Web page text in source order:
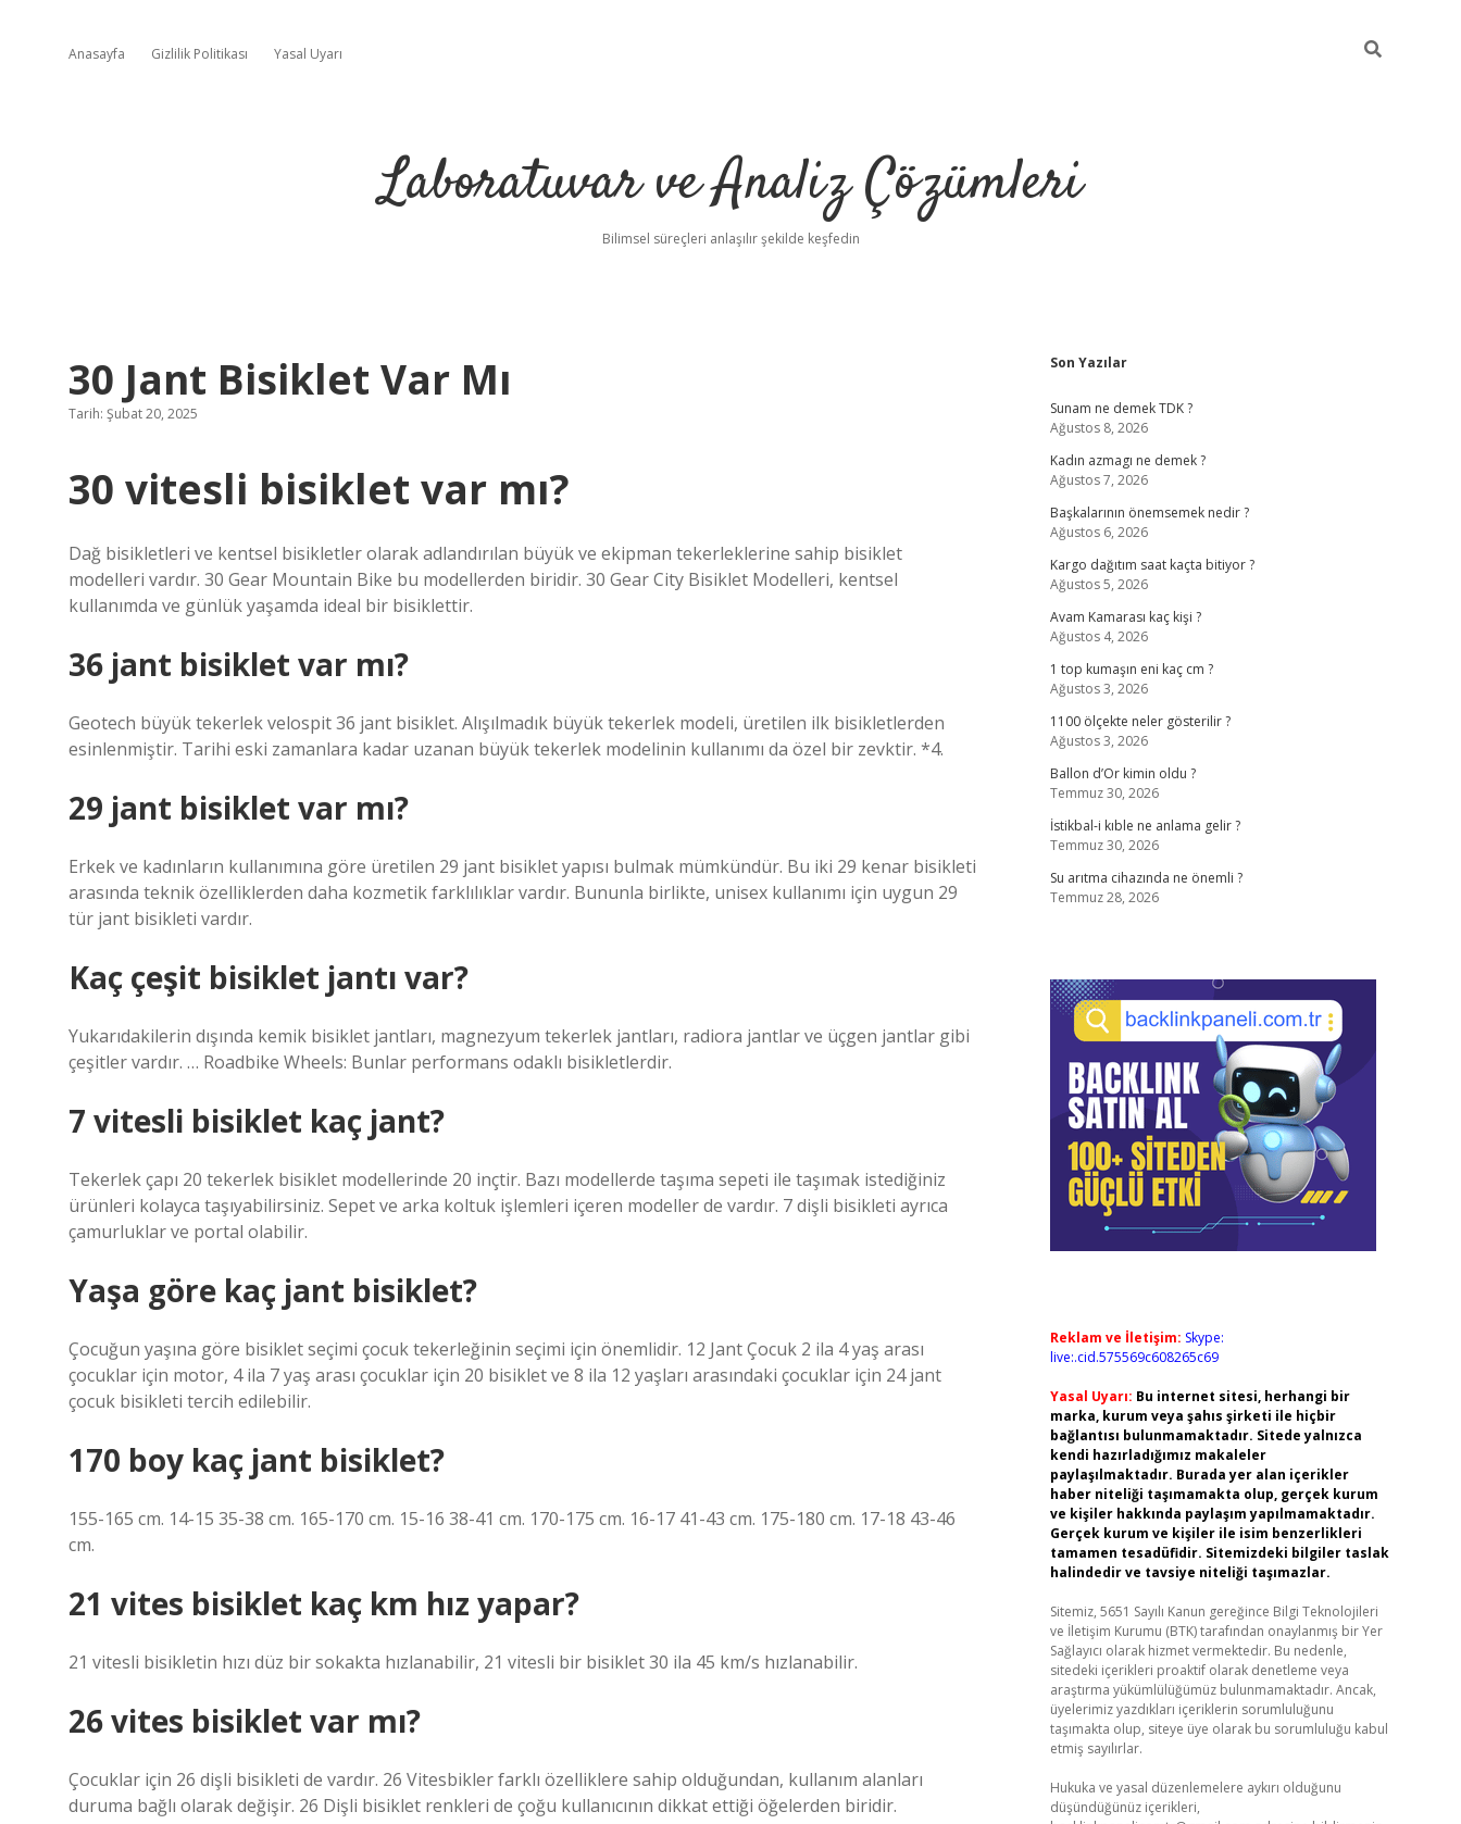
Anasayfa Gizlilik Politikası Yasal Uyarı
Laboratuvar ve Analiz Çözümleri
Bilimsel süreçleri anlaşılır şekilde keşfedin
30 Jant Bisiklet Var Mı
Tarih: Şubat 20, 2025
30 vitesli bisiklet var mı?
Dağ bisikletleri ve kentsel bisikletler olarak adlandırılan büyük ve ekipman tekerleklerine sahip bisiklet
modelleri vardır. 30 Gear Mountain Bike bu modellerden biridir. 30 Gear City Bisiklet Modelleri, kentsel
kullanımda ve günlük yaşamda ideal bir bisiklettir.
36 jant bisiklet var mı?
Geotech büyük tekerlek velospit 36 ​​jant bisiklet. Alışılmadık büyük tekerlek modeli, üretilen ilk bisikletlerden
esinlenmiştir. Tarihi eski zamanlara kadar uzanan büyük tekerlek modelinin kullanımı da özel bir zevktir. *4.
29 jant bisiklet var mı?
Erkek ve kadınların kullanımına göre üretilen 29 jant bisiklet yapısı bulmak mümkündür. Bu iki 29 kenar bisikleti
arasında teknik özelliklerden daha kozmetik farklılıklar vardır. Bununla birlikte, unisex kullanımı için uygun 29
tür jant bisikleti vardır.
Kaç çeşit bisiklet jantı var?
Yukarıdakilerin dışında kemik bisiklet jantları, magnezyum tekerlek jantları, radiora jantlar ve üçgen jantlar gibi
çeşitler vardır. … Roadbike Wheels: Bunlar performans odaklı bisikletlerdir.
7 vitesli bisiklet kaç jant?
Tekerlek çapı 20 tekerlek bisiklet modellerinde 20 inçtir. Bazı modellerde taşıma sepeti ile taşımak istediğiniz
ürünleri kolayca taşıyabilirsiniz. Sepet ve arka koltuk işlemleri içeren modeller de vardır. 7 dişli bisikleti ayrıca
çamurluklar ve portal olabilir.
Yaşa göre kaç jant bisiklet?
Çocuğun yaşına göre bisiklet seçimi çocuk tekerleğinin seçimi için önemlidir. 12 Jant Çocuk 2 ila 4 yaş arası
çocuklar için motor, 4 ila 7 yaş arası çocuklar için 20 bisiklet ve 8 ila 12 yaşları arasındaki çocuklar için 24 jant
çocuk bisikleti tercih edilebilir.
170 boy kaç jant bisiklet?
155-165 cm. 14-15 35-38 cm. 165-170 cm. 15-16 38-41 cm. 170-175 cm. 16-17 41-43 cm. 175-180 cm. 17-18 43-46
cm.
21 vites bisiklet kaç km hız yapar?
21 vitesli bisikletin hızı düz bir sokakta hızlanabilir, 21 vitesli bir bisiklet 30 ila 45 km/s hızlanabilir.
26 vites bisiklet var mı?
Çocuklar için 26 dişli bisikleti de vardır. 26 Vitesbikler farklı özelliklere sahip olduğundan, kullanım alanları
duruma bağlı olarak değişir. 26 Dişli bisiklet renkleri de çoğu kullanıcının dikkat ettiği öğelerden biridir.
Sidebar
Son Yazılar
Sunam ne demek TDK ?
Ağustos 8, 2026
Kadın azmagı ne demek ?
Ağustos 7, 2026
Başkalarının önemsemek nedir ?
Ağustos 6, 2026
Kargo dağıtım saat kaçta bitiyor ?
Ağustos 5, 2026
Avam Kamarası kaç kişi ?
Ağustos 4, 2026
1 top kumaşın eni kaç cm ?
Ağustos 3, 2026
1100 ölçekte neler gösterilir ?
Ağustos 3, 2026
Ballon d’Or kimin oldu ?
Temmuz 30, 2026
İstikbal-i kıble ne anlama gelir ?
Temmuz 30, 2026
Su arıtma cihazında ne önemli ?
Temmuz 28, 2026
Reklam ve İletişim: Skype:
live:.cid.575569c608265c69
Yasal Uyarı: Bu internet sitesi, herhangi bir
marka, kurum veya şahıs şirketi ile hiçbir
bağlantısı bulunmamaktadır. Sitede yalnızca
kendi hazırladığımız makaleler
paylaşılmaktadır. Burada yer alan içerikler
haber niteliği taşımamakta olup, gerçek kurum
ve kişiler hakkında paylaşım yapılmamaktadır.
Gerçek kurum ve kişiler ile isim benzerlikleri
tamamen tesadüfidir. Sitemizdeki bilgiler taslak
halindedir ve tavsiye niteliği taşımazlar.
Sitemiz, 5651 Sayılı Kanun gereğince Bilgi Teknolojileri
ve İletişim Kurumu (BTK) tarafından onaylanmış bir Yer
Sağlayıcı olarak hizmet vermektedir. Bu nedenle,
sitedeki içerikleri proaktif olarak denetleme veya
araştırma yükümlülüğümüz bulunmamaktadır. Ancak,
üyelerimiz yazdıkları içeriklerin sorumluluğunu
taşımakta olup, siteye üye olarak bu sorumluluğu kabul
etmiş sayılırlar.
Hukuka ve yasal düzenlemelere aykırı olduğunu
düşündüğünüz içerikleri,